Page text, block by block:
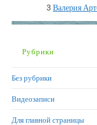
3 Валерия
Рубрики
Без рубрики
Видеозаписи
Для главной страницы